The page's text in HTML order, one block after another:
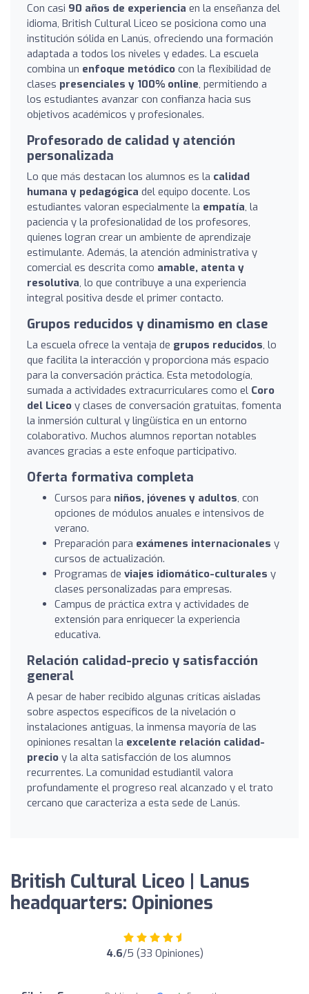
Con casi 90 años de experiencia en la enseñanza del
idioma, British Cultural Liceo se posiciona como una
institución sólida en Lanús, ofreciendo una formación
adaptada a todos los niveles y edades. La escuela
combina un enfoque metódico con la flexibilidad de
clases presenciales y 100% online, permitiendo a
los estudiantes avanzar con confianza hacia sus
objetivos académicos y profesionales.
Profesorado de calidad y atención
personalizada
Lo que más destacan los alumnos es la calidad
humana y pedagógica del equipo docente. Los
estudiantes valoran especialmente la empatía, la
paciencia y la profesionalidad de los profesores,
quienes logran crear un ambiente de aprendizaje
estimulante. Además, la atención administrativa y
comercial es descrita como amable, atenta y
resolutiva, lo que contribuye a una experiencia
integral positiva desde el primer contacto.
Grupos reducidos y dinamismo en clase
La escuela ofrece la ventaja de grupos reducidos, lo
que facilita la interacción y proporciona más espacio
para la conversación práctica. Esta metodología,
sumada a actividades extracurriculares como el Coro
del Liceo y clases de conversación gratuitas, fomenta
la inmersión cultural y lingüística en un entorno
colaborativo. Muchos alumnos reportan notables
avances gracias a este enfoque participativo.
Oferta formativa completa
Cursos para niños, jóvenes y adultos, con
opciones de módulos anuales e intensivos de
verano.
Preparación para exámenes internacionales y
cursos de actualización.
Programas de viajes idiomático-culturales y
clases personalizadas para empresas.
Campus de práctica extra y actividades de
extensión para enriquecer la experiencia
educativa.
Relación calidad-precio y satisfacción
general
A pesar de haber recibido algunas críticas aisladas
sobre aspectos específicos de la nivelación o
instalaciones antiguas, la inmensa mayoría de las
opiniones resaltan la excelente relación calidad-
precio y la alta satisfacción de los alumnos
recurrentes. La comunidad estudiantil valora
profundamente el progreso real alcanzado y el trato
cercano que caracteriza a esta sede de Lanús.
British Cultural Liceo | Lanus
headquarters: Opiniones
4.6/5 (33 Opiniones)